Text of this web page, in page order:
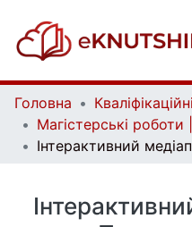
Головна